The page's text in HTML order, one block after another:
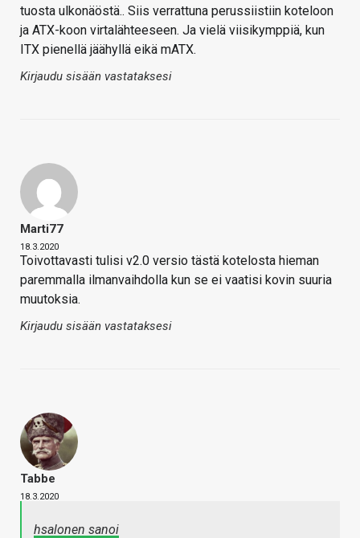
tuosta ulkonäöstä.. Siis verrattuna perussiistiin koteloon
ja ATX-koon virtalähteeseen. Ja vielä viisikymppiä, kun
ITX pienellä jäähyllä eikä mATX.
Kirjaudu sisään vastataksesi
Marti77
18.3.2020
Toivottavasti tulisi v2.0 versio tästä kotelosta hieman
paremmalla ilmanvaihdolla kun se ei vaatisi kovin suuria
muutoksia.
Kirjaudu sisään vastataksesi
Tabbe
18.3.2020
hsalonen sanoi